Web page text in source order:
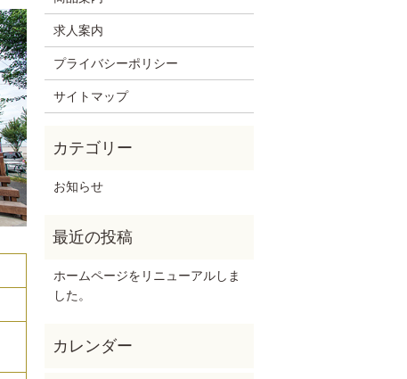
求人案内
プライバシーポリシー
サイトマップ
お知らせ
ホームページをリニューアルしま
した。